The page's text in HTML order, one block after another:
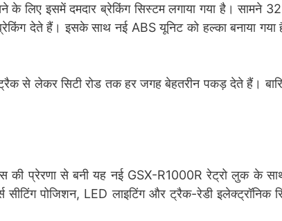
लिए इसमें दमदार ब्रेकिंग सिस्टम लगाया गया है। सामने
देते हैं। इसके साथ नई ABS यूनिट को हल्का बनाया गया
ट्रैक से लेकर सिटी रोड तक हर जगह बेहतरीन पकड़ देते हैं।
की प्रेरणा से बनी यह नई GSX-R1000R रेट्रो लुक के
पोजिशन, LED लाइटिंग और ट्रैक-रेडी इलेक्ट्रॉनिक